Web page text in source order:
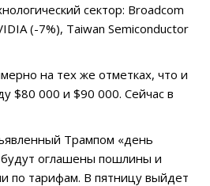
сектор: Broadcom
(-7%), Taiwan Semiconductor
на тех же отметках, что и
$80 000 и $90 000. Сейчас в
Трампом «день
оглашены пошлины и
по тарифам. В пятницу выйдет